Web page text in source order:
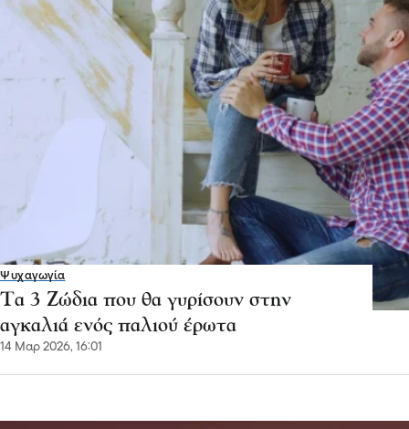
Ψυχαγωγία
Τα 3 Ζώδια που θα γυρίσουν στην
αγκαλιά ενός παλιού έρωτα
14 Μαρ 2026, 16:01